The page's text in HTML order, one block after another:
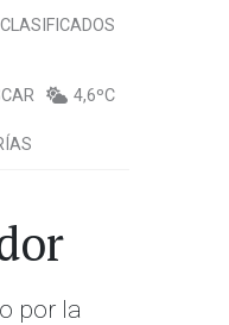
CLASIFICADOS
4,6ºC
por la